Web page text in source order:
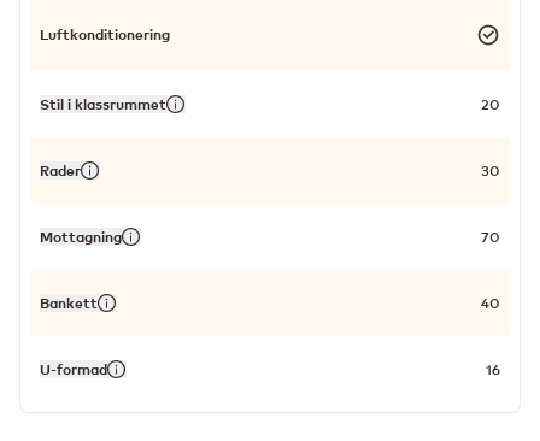
Luftkonditionering
Stil i klassrummet 20
Rader 30
Mottagning 70
Bankett 40
U-formad 16